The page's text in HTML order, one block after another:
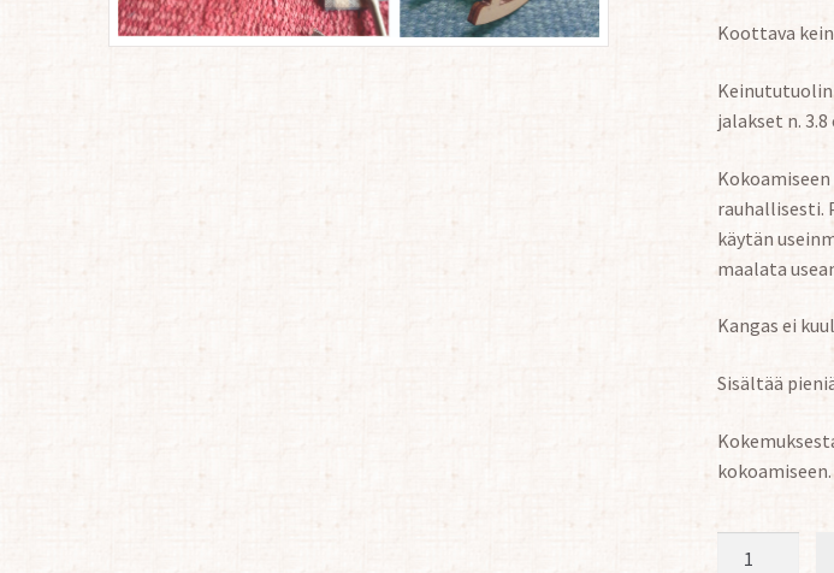
Koottava
jalakset n. 3.8
rauhallisesti.
käytän
maalata
Kangas ei
Sisältää
kokoamiseen.